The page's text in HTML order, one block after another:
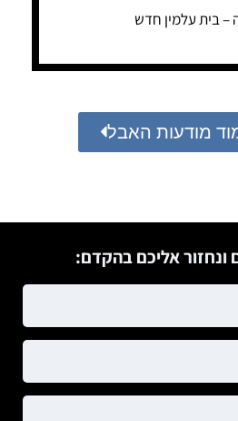
– בית עלמין חדש
מודעות האבל
ונחזור אליכם בהקדם: